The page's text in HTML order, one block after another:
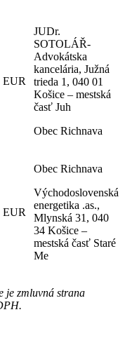
EUR
JUDr.
SOTOLÁŘ-
Advokátska
kancelária, Južná
trieda 1, 040 01
Košice – mestská
časť Juh
Obec Richnava
EUR
Obec Richnava
Východoslovenská
energetika .as.,
Mlynská 31, 040
34 Košice –
mestská časť Staré
Me
je zmluvná strana